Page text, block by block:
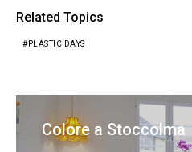
Related Topics
PLASTIC DAYS
Colore a Stoccolma